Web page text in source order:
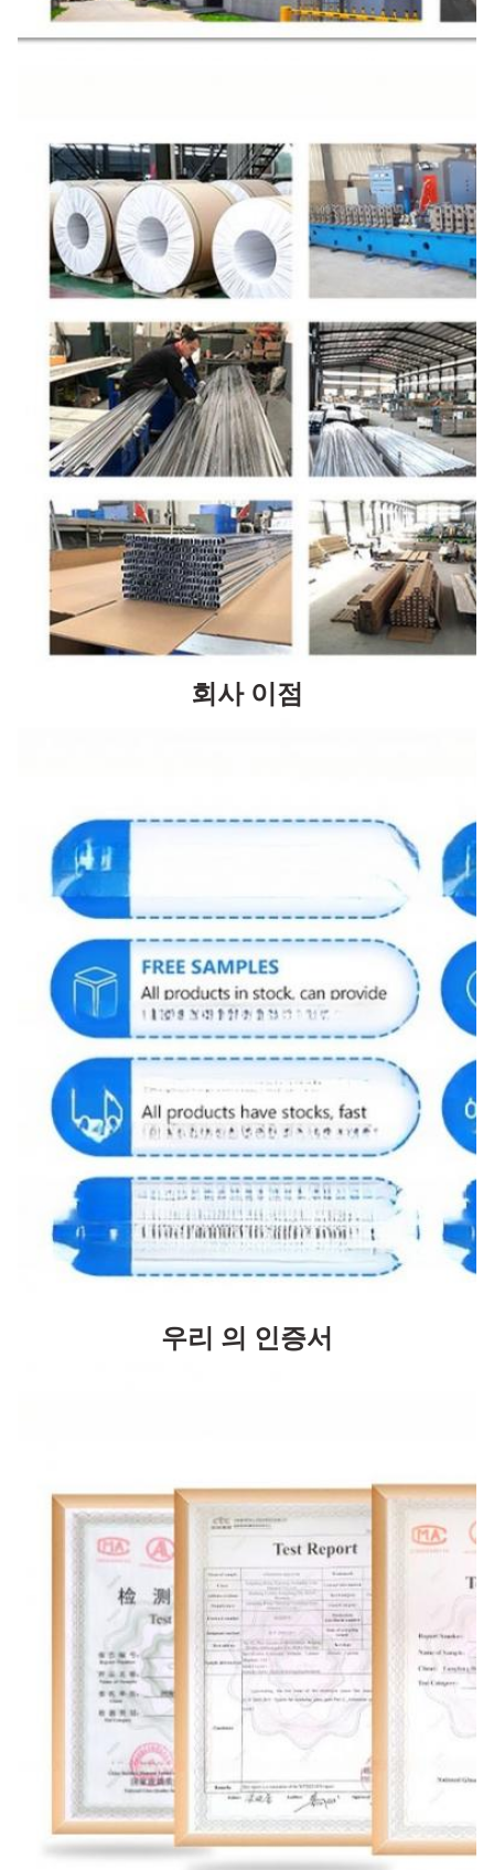
회사 이점
우리 의 인증서